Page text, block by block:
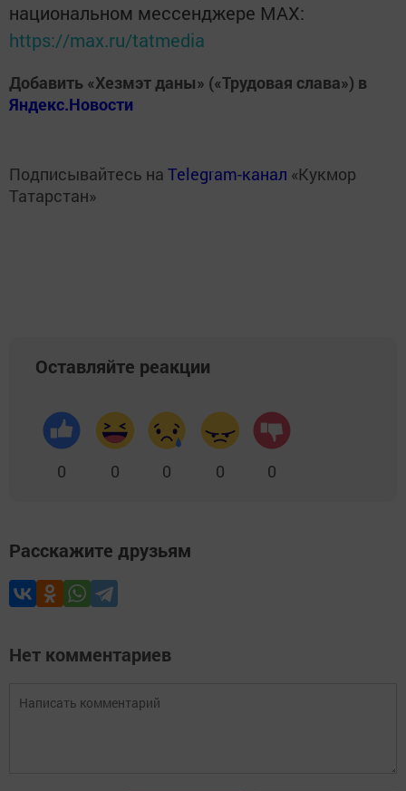
национальном мессенджере MАХ:
https://max.ru/tatmedia
Добавить «Хезмэт даны» («Трудовая слава») в
Яндекс.Новости
Подписывайтесь на Telegram-канал «Кукмор
Татарстан»
Оставляйте реакции
0 0 0 0 0
Расскажите друзьям
Нет комментариев